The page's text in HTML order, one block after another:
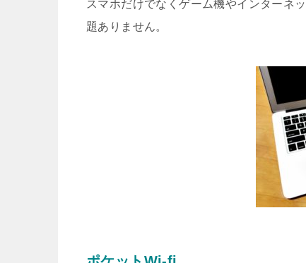
スマホだけでなくゲーム機やインターネ
題ありません。